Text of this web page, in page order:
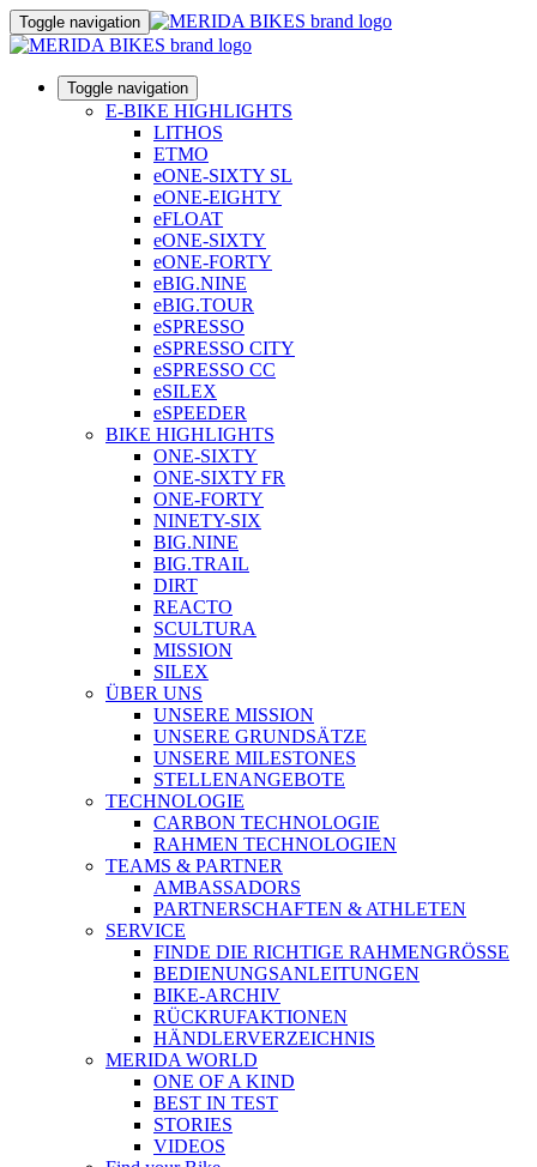
Toggle navigation
Toggle navigation
E-BIKE HIGHLIGHTS
LITHOS
ETMO
eONE-SIXTY SL
eONE-EIGHTY
eFLOAT
eONE-SIXTY
eONE-FORTY
eBIG.NINE
eBIG.TOUR
eSPRESSO
eSPRESSO CITY
eSPRESSO CC
eSILEX
eSPEEDER
BIKE HIGHLIGHTS
ONE-SIXTY
ONE-SIXTY FR
ONE-FORTY
NINETY-SIX
BIG.NINE
BIG.TRAIL
DIRT
REACTO
SCULTURA
MISSION
SILEX
ÜBER UNS
UNSERE MISSION
UNSERE GRUNDSÄTZE
UNSERE MILESTONES
STELLENANGEBOTE
TECHNOLOGIE
CARBON TECHNOLOGIE
RAHMEN TECHNOLOGIEN
TEAMS & PARTNER
AMBASSADORS
PARTNERSCHAFTEN & ATHLETEN
SERVICE
FINDE DIE RICHTIGE RAHMENGRÖSSE
BEDIENUNGSANLEITUNGEN
BIKE-ARCHIV
RÜCKRUFAKTIONEN
HÄNDLERVERZEICHNIS
MERIDA WORLD
ONE OF A KIND
BEST IN TEST
STORIES
VIDEOS